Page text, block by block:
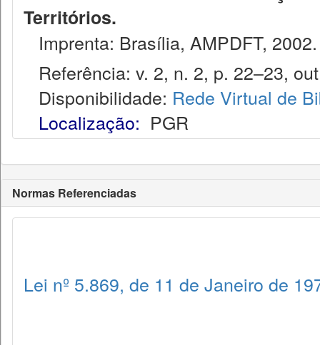
Territórios.
Imprenta: Brasília, AMPDFT, 2002.
Referência: v. 2, n. 2, p. 22–23,
Disponibilidade: Rede Virtual de
Localização: PGR
Normas Referenciadas
Lei nº 5.869, de 11 de Janeiro de